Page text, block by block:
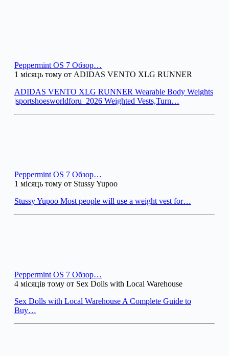
Peppermint OS 7 Обзор…
1 місяць тому от ADIDAS VENTO XLG RUNNER
ADIDAS VENTO XLG RUNNER Wearable Body Weights
|sportshoesworldforu_2026 Weighted Vests,Turn…
Peppermint OS 7 Обзор…
1 місяць тому от Stussy Yupoo
Stussy Yupoo Most people will use a weight vest for…
Peppermint OS 7 Обзор…
4 місяців тому от Sex Dolls with Local Warehouse
Sex Dolls with Local Warehouse A Complete Guide to
Buy…